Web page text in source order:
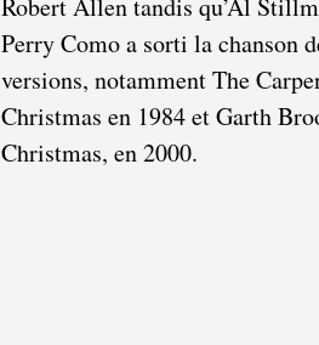
Robert Allen tandis qu’Al
Perry Como a sorti la chanson
versions, notamment The
Christmas en 1984 et Garth
Christmas, en 2000.